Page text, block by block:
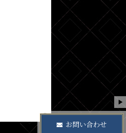
お問い合わせ